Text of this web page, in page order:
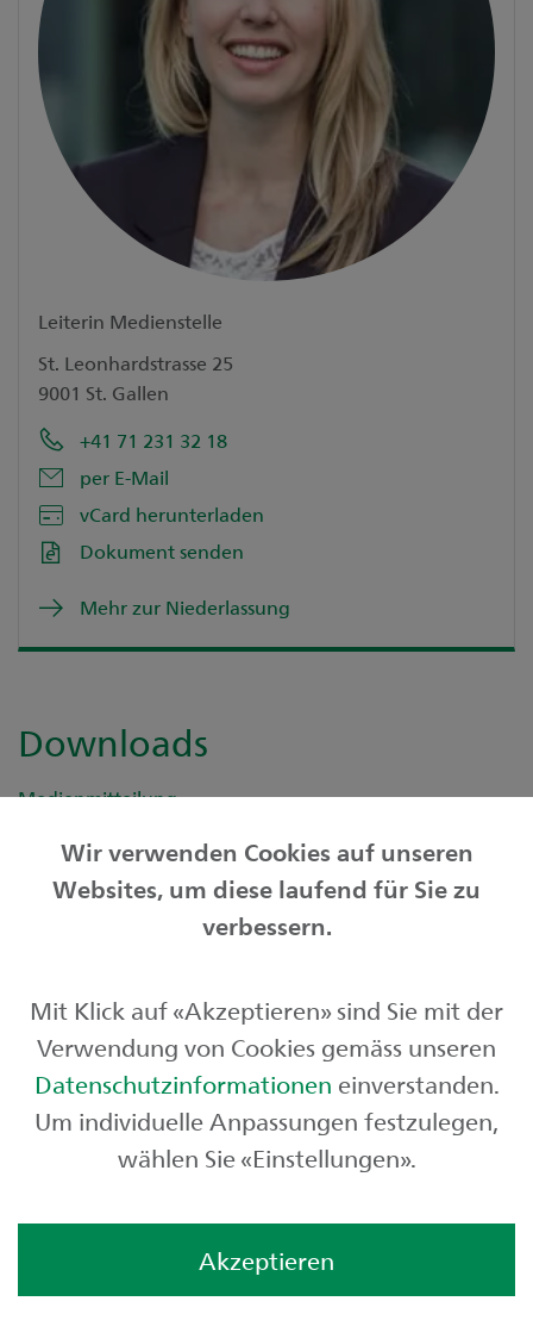
Leiterin Medienstelle
St. Leonhardstrasse 25
9001 St. Gallen
+41 71 231 32 18
per E-Mail
vCard herunterladen
Dokument senden
Mehr zur Niederlassung
Downloads
Medienmitteilung
Privatkunden
Börse und Märkte
Über uns
Wir verwenden Cookies auf unseren
Websites, um diese laufend für Sie zu
verbessern.
Mit Klick auf «Akzeptieren» sind Sie mit der
Verwendung von Cookies gemäss unseren
Datenschutzinformationen einverstanden.
Um individuelle Anpassungen festzulegen,
wählen Sie «Einstellungen».
Akzeptieren